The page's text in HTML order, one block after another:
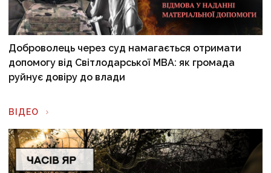
Доброволець через суд намагається отримати
допомогу від Світлодарської МВА: як громада
руйнує довіру до влади
ВІДЕО